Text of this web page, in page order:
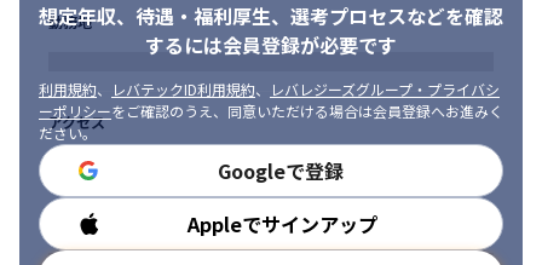
想定年収、待遇・福利厚生、 選考プロセスなどを確認
するには会員登録が必要です
利用規約、 レバテックID利用規約、
レバレジーズグループ・プライバシ
ーポリシーをご確認のうえ、同意いただける場合は会員登録へお進みく
ださい。
Googleで登録
Appleでサインアップ
勤務地
アクセス
勤務時間